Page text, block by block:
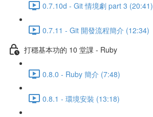
0.7.10d - Git 情境劇 part 3 (20:41)
0.7.11 - Git 開發流程簡介 (12:34)
打穩基本功的 10 堂課 - Ruby
0.8.0 - Ruby 簡介 (7:48)
0.8.1 - 環境安裝 (13:18)